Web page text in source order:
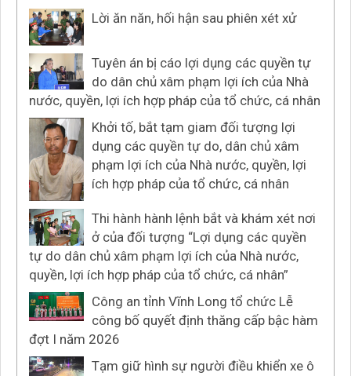
Lời ăn năn, hối hận sau phiên xét xử
Tuyên án bị cáo lợi dụng các quyền tự
do dân chủ xâm phạm lợi ích của Nhà
nước, quyền, lợi ích hợp pháp của tổ chức, cá nhân
Khởi tố, bắt tạm giam đối tượng lợi
dụng các quyền tự do, dân chủ xâm
phạm lợi ích của Nhà nước, quyền, lợi
ích hợp pháp của tổ chức, cá nhân
Thi hành hành lệnh bắt và khám xét nơi
ở của đối tượng “Lợi dụng các quyền
tự do dân chủ xâm phạm lợi ích của Nhà nước,
quyền, lợi ích hợp pháp của tổ chức, cá nhân”
Công an tỉnh Vĩnh Long tổ chức Lễ
công bố quyết định thăng cấp bậc hàm
đợt I năm 2026
Tạm giữ hình sự người điều khiển xe ô